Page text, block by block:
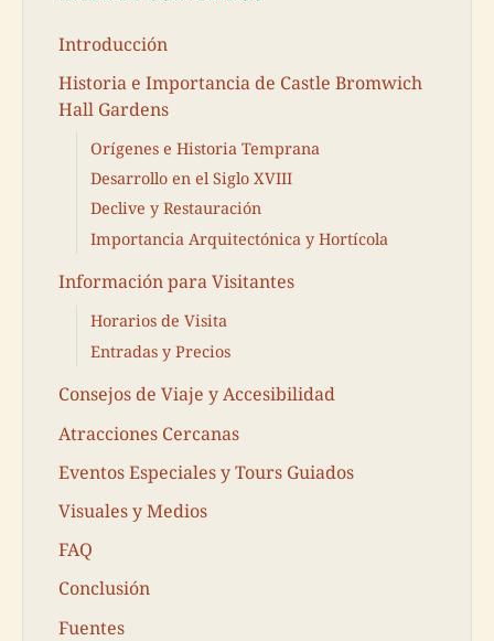
Introducción
Historia e Importancia de Castle Bromwich
Hall Gardens
Orígenes e Historia Temprana
Desarrollo en el Siglo XVIII
Declive y Restauración
Importancia Arquitectónica y Hortícola
Información para Visitantes
Horarios de Visita
Entradas y Precios
Consejos de Viaje y Accesibilidad
Atracciones Cercanas
Eventos Especiales y Tours Guiados
Visuales y Medios
FAQ
Conclusión
Fuentes